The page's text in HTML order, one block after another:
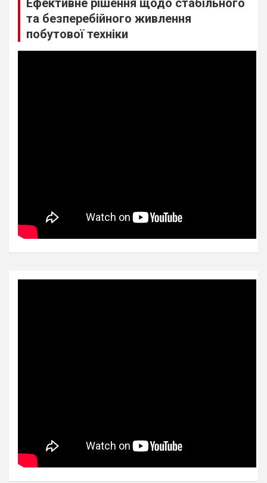
Ефективне рішення щодо стабільного
та безперебійного живлення
побутової техніки